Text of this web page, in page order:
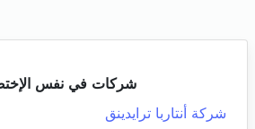
شركات في نفس
شركة أنتاربا ترايدينق